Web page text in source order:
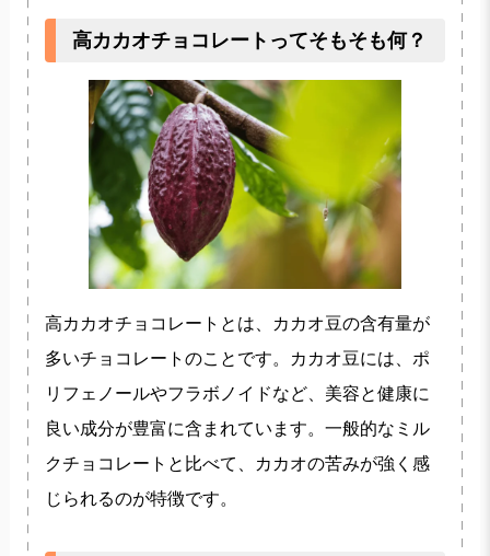
高カカオチョコレートってそもそも何？
高カカオチョコレートとは、カカオ豆の含有量が
多いチョコレートのことです。カカオ豆には、ポ
リフェノールやフラボノイドなど、美容と健康に
良い成分が豊富に含まれています。一般的なミル
クチョコレートと比べて、カカオの苦みが強く感
じられるのが特徴です。